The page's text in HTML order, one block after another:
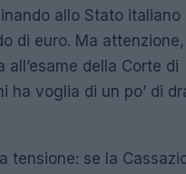
allo Stato
di euro. Ma
all’esame della Corte di
ha voglia di un po’ di
tensione: se la